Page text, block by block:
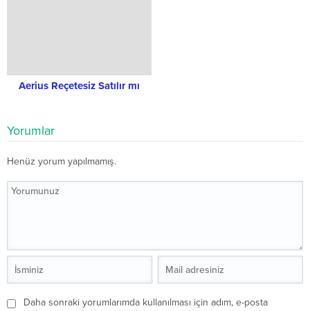
Aerius Reçetesiz Satılır mı
Yorumlar
Henüz yorum yapılmamış.
Daha sonraki yorumlarımda kullanılması için adım, e-posta